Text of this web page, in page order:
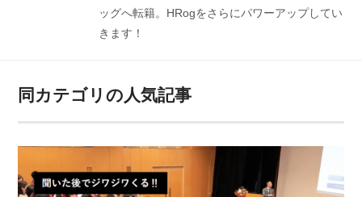
ッグへ転籍。HRogをさらにパワーアップしてい
きます！
同カテゴリの人気記事